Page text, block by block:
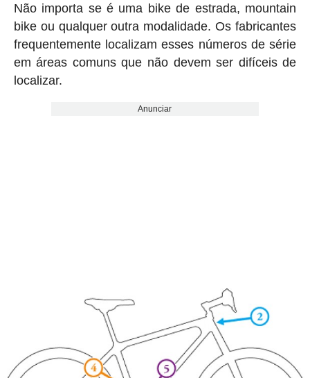
Não importa se é uma bike de estrada, mountain
bike ou qualquer outra modalidade. Os fabricantes
frequentemente localizam esses números de série
em áreas comuns que não devem ser difíceis de
localizar.
Anunciar